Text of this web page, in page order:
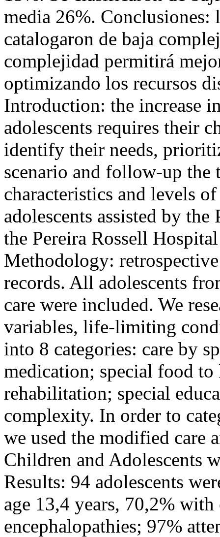
media 26%. Conclusiones:
catalogaron de baja
complejidad permitirá
optimizando los recursos
Introduction: the increase
adolescents requires their
identify their needs,
scenario and follow-up the
characteristics and levels
adolescents assisted by
the Pereira Rossell
Methodology:
records. All adolescents
care were included. We
variables, life-limiting
into 8 categories: care by
medication; special food
rehabilitation; special
complexity. In order to
we used the modified care
Children and Adolescents
Results: 94 adolescents
age 13,4 years, 70,2%
encephalopathies; 97%